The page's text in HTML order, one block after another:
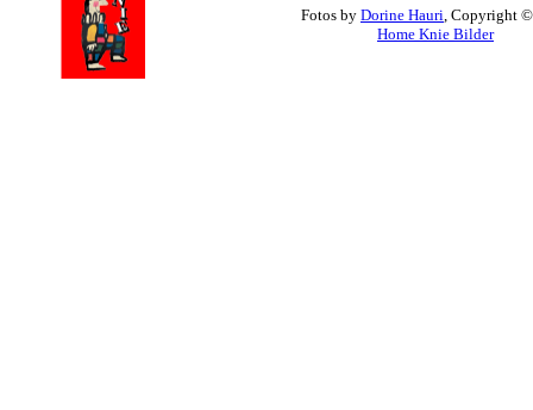
Fotos by Dorine Hauri, Copyright
Home Knie Bilder